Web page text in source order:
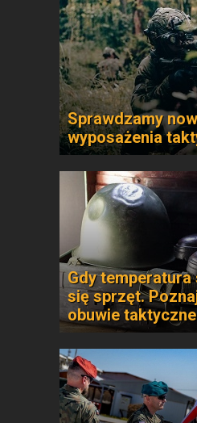
Sprawdzamy
wyposażenia
Gdy
się sprzęt.
obuwie